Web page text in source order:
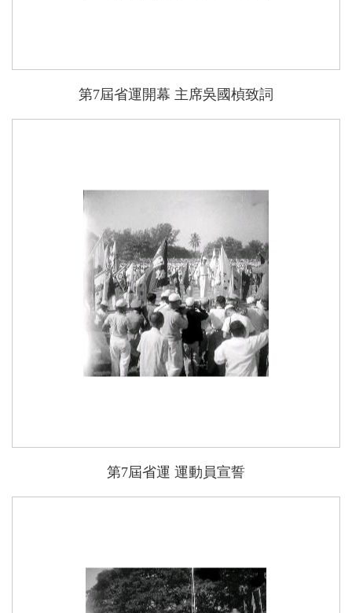
第7屆省運開幕 主席吳國楨致詞
第7屆省運 運動員宣誓